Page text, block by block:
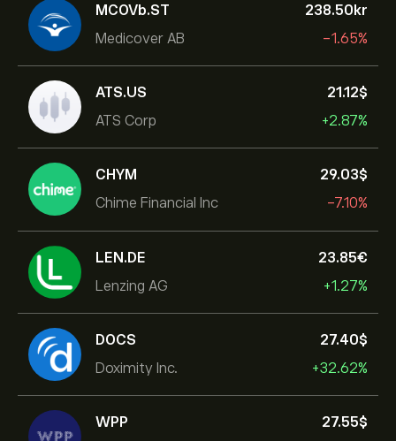
MCOVb.ST
Medicover AB
238.50‎kr‎
-1.65%
ATS.US
ATS Corp
21.12‎$‎
+2.87%
CHYM
Chime Financial Inc
29.03‎$‎
-7.10%
LEN.DE
Lenzing AG
23.85‎€‎
+1.27%
DOCS
Doximity Inc.
27.40‎$‎
+32.62%
WPP
27.55‎$‎